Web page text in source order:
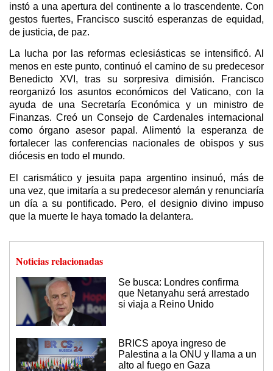
instó a una apertura del continente a lo trascendente. Con
gestos fuertes, Francisco suscitó esperanzas de equidad,
de justicia, de paz.
La lucha por las reformas eclesiásticas se intensificó. Al
menos en este punto, continuó el camino de su predecesor
Benedicto XVI, tras su sorpresiva dimisión. Francisco
reorganizó los asuntos económicos del Vaticano, con la
ayuda de una Secretaría Económica y un ministro de
Finanzas. Creó un Consejo de Cardenales internacional
como órgano asesor papal. Alimentó la esperanza de
fortalecer las conferencias nacionales de obispos y sus
diócesis en todo el mundo.
El carismático y jesuita papa argentino insinuó, más de
una vez, que imitaría a su predecesor alemán y renunciaría
un día a su pontificado. Pero, el designio divino impuso
que la muerte le haya tomado la delantera.
Noticias relacionadas
Se busca: Londres confirma
que Netanyahu será arrestado
si viaja a Reino Unido
BRICS apoya ingreso de
Palestina a la ONU y llama a un
alto al fuego en Gaza